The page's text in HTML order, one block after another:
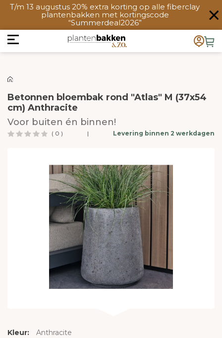
T/m 13 augustus 20% extra korting op alle fiberclay
plantenbakken met kortingscode
“Summerdeal2026”
Betonnen bloembak rond "Atlas" M (37x54
cm) Anthracite
Voor buiten én binnen!
( 0 ) | Levering binnen 2 werkdagen
Kleur: Anthracite